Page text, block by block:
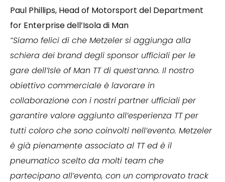
Paul Phillips, Head of Motorsport del Department
for Enterprise dell’Isola di Man
“Siamo felici di che Metzeler si aggiunga alla
schiera dei brand degli sponsor ufficiali per le
gare dell’Isle of Man TT di quest’anno. Il nostro
obiettivo commerciale è lavorare in
collaborazione con i nostri partner ufficiali per
garantire valore aggiunto all’esperienza TT per
tutti coloro che sono coinvolti nell’evento. Metzeler
è già pienamente associato al TT ed è il
pneumatico scelto da molti team che
partecipano all’evento, con un comprovato track